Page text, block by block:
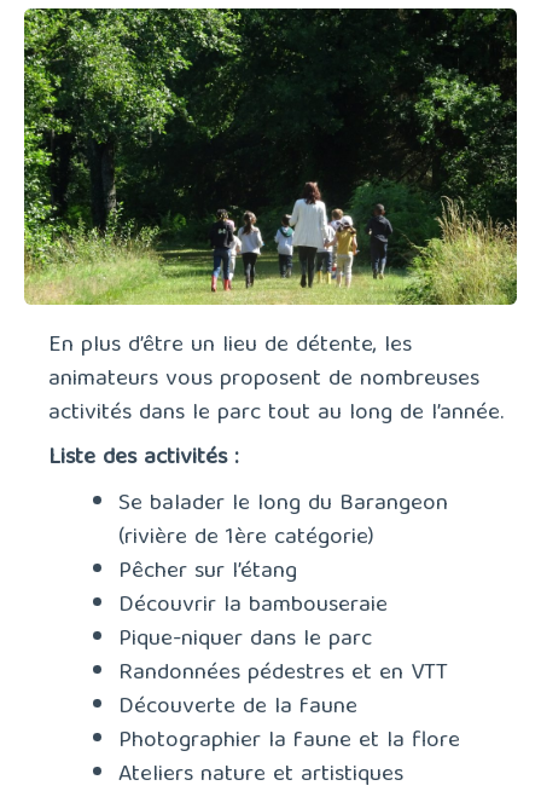
En plus d’être un lieu de détente, les
animateurs vous proposent de nombreuses
activités dans le parc tout au long de l’année.
Liste des activités :
Se balader le long du Barangeon
(rivière de 1ère catégorie)
Pêcher sur l’étang
Découvrir la bambouseraie
Pique-niquer dans le parc
Randonnées pédestres et en VTT
Découverte de la faune
Photographier la faune et la flore
Ateliers nature et artistiques